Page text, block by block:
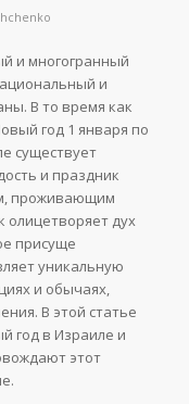
и многогранный
и
В то время как
год 1 января по
существует
и праздник
проживающим
олицетворяет дух
присуще
уникальную
и обычаях,
В этой статье
год в Израиле и
этот